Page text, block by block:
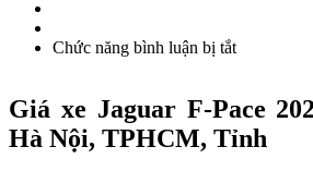
Chức năng bình luận bị tắtở
Pace
2026
Giá xe Jaguar F-Pace
Hà Nội, TPHCM, Tỉnh